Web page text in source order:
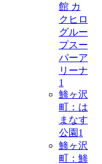
館 カ
クヒロ
グルー
プスー
パーア
リーナ
1
鯵ヶ沢
町：は
まなす
公園 1
鯵ヶ沢
町：鯵